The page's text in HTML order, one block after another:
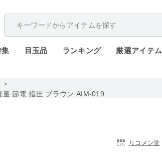
集 目玉品 ランキング 厳選アイテム
節電 指圧 ブラウン AIM-019
リコメン堂